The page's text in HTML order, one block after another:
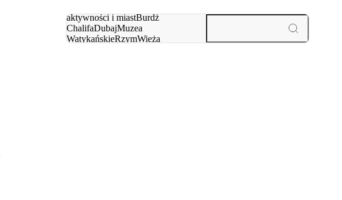
aktywności i miastBurdż
ChalifaDubajMuzea
WatykańskieRzymWieża